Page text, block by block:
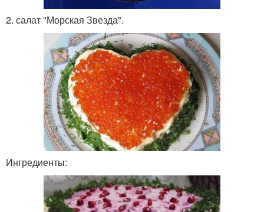
2. салат "Морская Звезда".
Ингредиенты: